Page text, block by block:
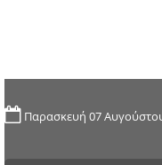
Παρασκευή 07